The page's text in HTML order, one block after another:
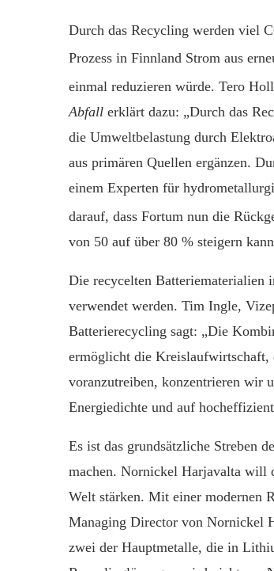
Durch das Recycling werden viel
Prozess in Finnland Strom aus
einmal reduzieren würde. Tero
Abfall erklärt dazu: „Durch das
die Umweltbelastung durch
aus primären Quellen ergänzen.
einem Experten für
darauf, dass Fortum nun die
von 50 auf über 80 % steigern
Die recycelten Batteriematerialien
verwendet werden. Tim Ingle,
Batterierecycling sagt: „Die
ermöglicht die
voranzutreiben, konzentrieren wir
Energiedichte und auf
Es ist das grundsätzliche Streben
machen. Nornickel Harjavalta will
Welt stärken. Mit einer modernen
Managing Director von Nornickel
zwei der Hauptmetalle, die in